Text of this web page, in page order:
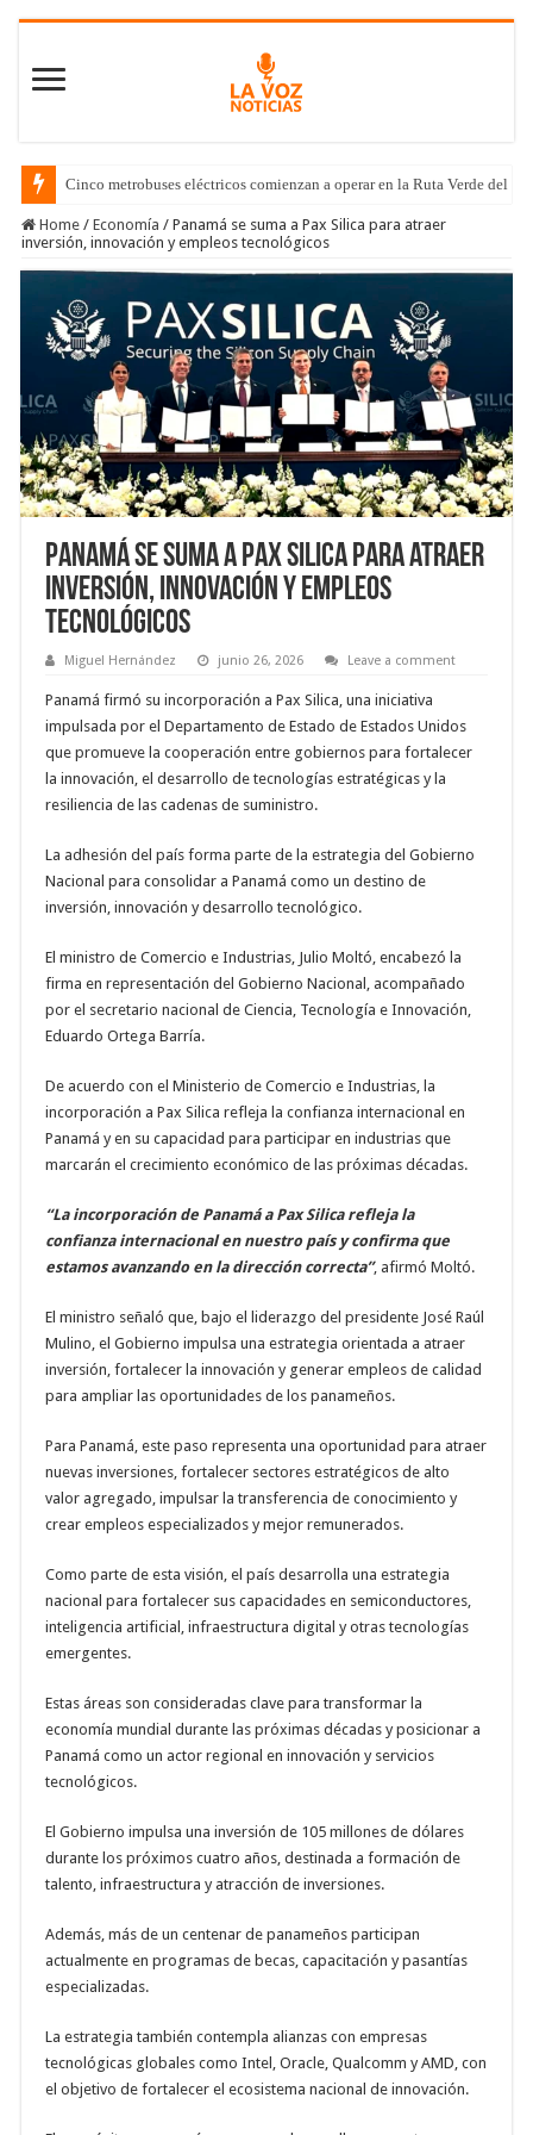
Cinco metrobuses eléctricos comienzan a operar en la Ruta Verde del
Home / Economía / Panamá se suma a Pax Silica para atraer
inversión, innovación y empleos tecnológicos
Panamá se suma a Pax Silica para atraer
inversión, innovación y empleos
tecnológicos
Miguel Hernández junio 26, 2026 Leave a comment
Panamá firmó su incorporación a Pax Silica, una iniciativa
impulsada por el Departamento de Estado de Estados Unidos
que promueve la cooperación entre gobiernos para fortalecer
la innovación, el desarrollo de tecnologías estratégicas y la
resiliencia de las cadenas de suministro.
La adhesión del país forma parte de la estrategia del Gobierno
Nacional para consolidar a Panamá como un destino de
inversión, innovación y desarrollo tecnológico.
El ministro de Comercio e Industrias, Julio Moltó, encabezó la
firma en representación del Gobierno Nacional, acompañado
por el secretario nacional de Ciencia, Tecnología e Innovación,
Eduardo Ortega Barría.
De acuerdo con el Ministerio de Comercio e Industrias, la
incorporación a Pax Silica refleja la confianza internacional en
Panamá y en su capacidad para participar en industrias que
marcarán el crecimiento económico de las próximas décadas.
“La incorporación de Panamá a Pax Silica refleja la
confianza internacional en nuestro país y confirma que
estamos avanzando en la dirección correcta”, afirmó Moltó.
El ministro señaló que, bajo el liderazgo del presidente José Raúl
Mulino, el Gobierno impulsa una estrategia orientada a atraer
inversión, fortalecer la innovación y generar empleos de calidad
para ampliar las oportunidades de los panameños.
Para Panamá, este paso representa una oportunidad para atraer
nuevas inversiones, fortalecer sectores estratégicos de alto
valor agregado, impulsar la transferencia de conocimiento y
crear empleos especializados y mejor remunerados.
Como parte de esta visión, el país desarrolla una estrategia
nacional para fortalecer sus capacidades en semiconductores,
inteligencia artificial, infraestructura digital y otras tecnologías
emergentes.
Estas áreas son consideradas clave para transformar la
economía mundial durante las próximas décadas y posicionar a
Panamá como un actor regional en innovación y servicios
tecnológicos.
El Gobierno impulsa una inversión de 105 millones de dólares
durante los próximos cuatro años, destinada a formación de
talento, infraestructura y atracción de inversiones.
Además, más de un centenar de panameños participan
actualmente en programas de becas, capacitación y pasantías
especializadas.
La estrategia también contempla alianzas con empresas
tecnológicas globales como Intel, Oracle, Qualcomm y AMD, con
el objetivo de fortalecer el ecosistema nacional de innovación.